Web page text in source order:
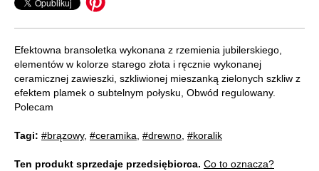
Efektowna bransoletka wykonana z rzemienia jubilerskiego,
elementów w kolorze starego złota i ręcznie wykonanej
ceramicznej zawieszki, szkliwionej mieszanką zielonych szkliw z
efektem plamek o subtelnym połysku, Obwód regulowany.
Polecam
Tagi: #brązowy, #ceramika #drewno #koralik
Ten produkt sprzedaje przedsiębiorca. Co to oznacza?